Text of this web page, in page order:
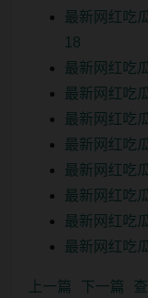
最新网红吃
18
最新网红吃
最新网红吃
最新网红吃
最新网红吃
最新网红吃
最新网红吃
最新网红吃
最新网红吃
上一篇 下一篇